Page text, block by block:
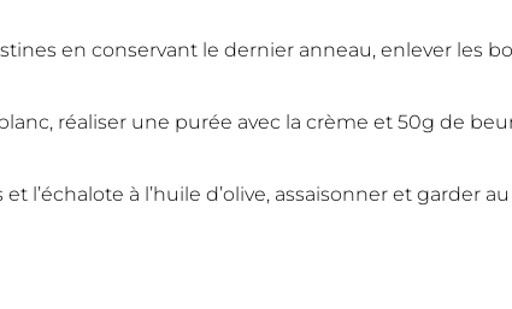
en conservant le dernier anneau, enlever les
réaliser une purée avec la crème et 50g de
l’échalote à l’huile d’olive, assaisonner et garder